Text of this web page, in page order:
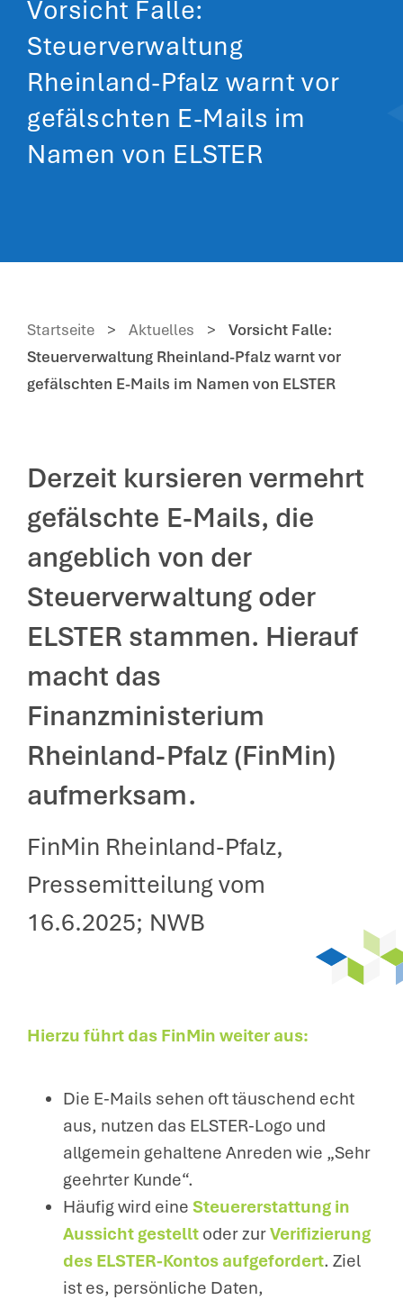
Vorsicht Falle:
Steuerverwaltung
Rheinland-Pfalz warnt vor
gefälschten E-Mails im
Namen von ELSTER
Startseite > Aktuelles >
Vorsicht Falle:
Steuerverwaltung Rheinland-Pfalz warnt vor
gefälschten E-Mails im Namen von ELSTER
Derzeit kursieren vermehrt
gefälschte E-Mails, die
angeblich von der
Steuerverwaltung oder
ELSTER stammen. Hierauf
macht das
Finanzministerium
Rheinland-Pfalz (FinMin)
aufmerksam.
FinMin Rheinland-Pfalz,
Pressemitteilung vom
16.6.2025; NWB
Hierzu führt das FinMin weiter aus:
Die E-Mails sehen oft täuschend echt
aus, nutzen das ELSTER-Logo und
allgemein gehaltene Anreden wie „Sehr
geehrter Kunde“.
Häufig wird eine Steuererstattung in
Aussicht gestellt oder zurVerifizierung
des ELSTER-Kontos aufgefordert. Ziel
ist es, persönliche Daten,